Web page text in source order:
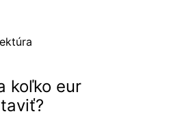
koľko eur